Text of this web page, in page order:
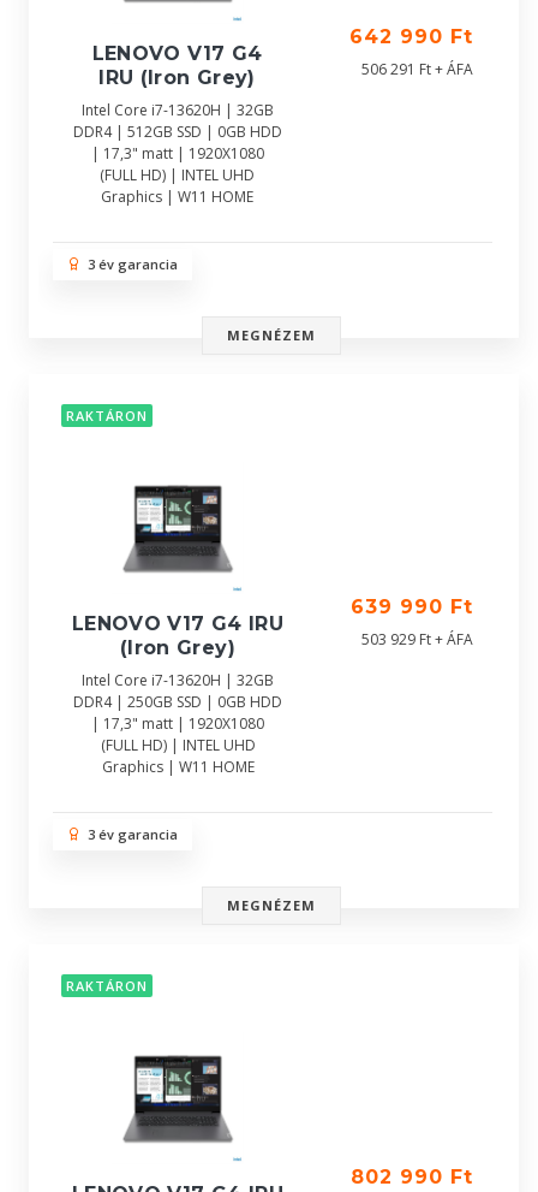
LENOVO V17 G4
IRU (Iron Grey)
Intel Core i7-13620H | 32GB
DDR4 | 512GB SSD | 0GB HDD
| 17,3" matt | 1920X1080
(FULL HD) | INTEL UHD
Graphics | W11 HOME
642 990 Ft
506 291 Ft + ÁFA
3 év garancia
MEGNÉZEM
RAKTÁRON
LENOVO V17 G4 IRU
(Iron Grey)
Intel Core i7-13620H | 32GB
DDR4 | 250GB SSD | 0GB HDD
| 17,3" matt | 1920X1080
(FULL HD) | INTEL UHD
Graphics | W11 HOME
639 990 Ft
503 929 Ft + ÁFA
3 év garancia
MEGNÉZEM
RAKTÁRON
802 990 Ft